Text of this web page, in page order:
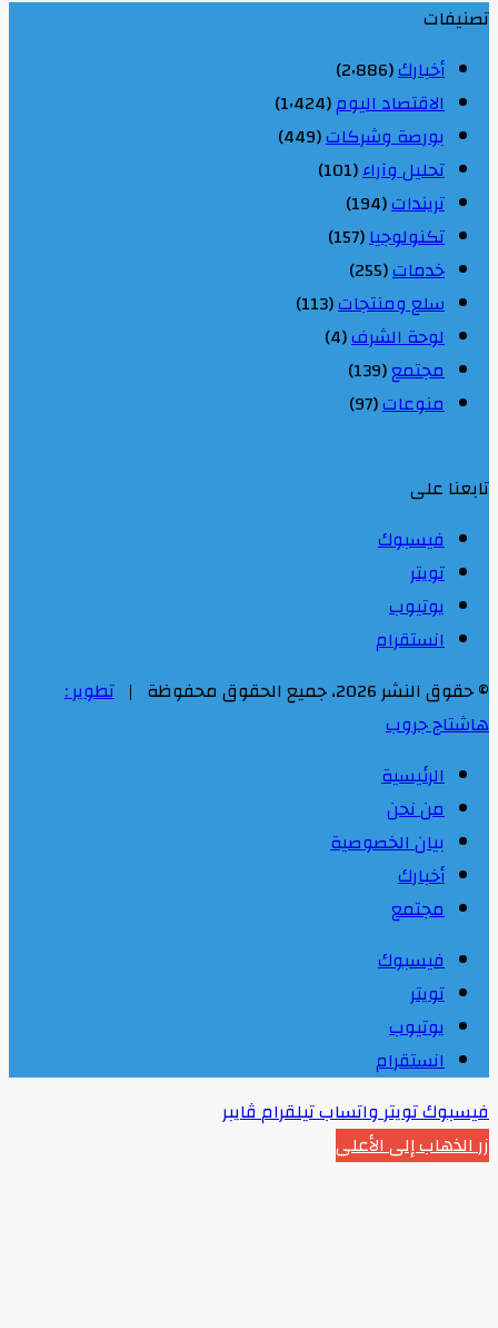
تصنيفات
أخبارك(2٬886)
الاقتصاد اليوم(1٬424)
بورصة وشركات(449)
تحليل وآراء(101)
تريندات(194)
تكنولوجيا(157)
خدمات(255)
سلع ومنتجات(113)
لوحة الشرف(4)
مجتمع(139)
منوعات(97)
تابعنا على
فيسبوك
تويتر
يوتيوب
انستقرام
© حقوق النشر 2026، جميع الحقوق محفوظة |
تطوير :
هاشتاج جروب
الرئيسية
من نحن
بيان الخصوصية
أخبارك
مجتمع
فيسبوك
تويتر
يوتيوب
انستقرام
فيسبوكتويترواتسابتيلقرامڤايبر
زر الذهاب إلى الأعلى